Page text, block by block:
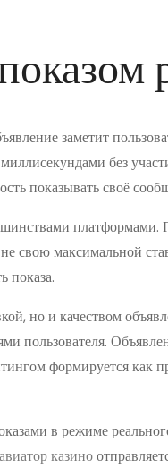
заметит
без
показывать своё
платформами.
свою максимальной
показа.
но и качеством
пользователя.
формируется как
в режиме
авиатор казино